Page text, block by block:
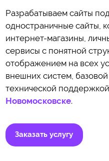
Разрабатываем сайты
одностраничные сайты,
интернет-магазины,
сервисы с понятной
отображением на всех
внешних систем,
технической
Новомосковске.
Заказать услугу